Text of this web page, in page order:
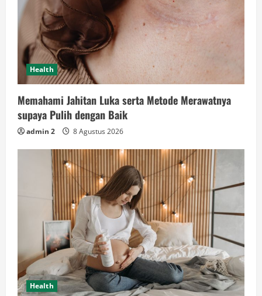
Health
Memahami Jahitan Luka serta Metode Merawatnya
supaya Pulih dengan Baik
admin 2 8 Agustus 2026
Health